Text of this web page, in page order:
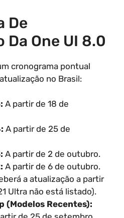
De
One UI 8.0
cronograma pontual
no Brasil:
A partir de 18 de
A partir de 25 de
A partir de 2 de outubro.
A partir de 6 de outubro.
a atualização a partir
Ultra não está listado).
(Modelos Recentes):